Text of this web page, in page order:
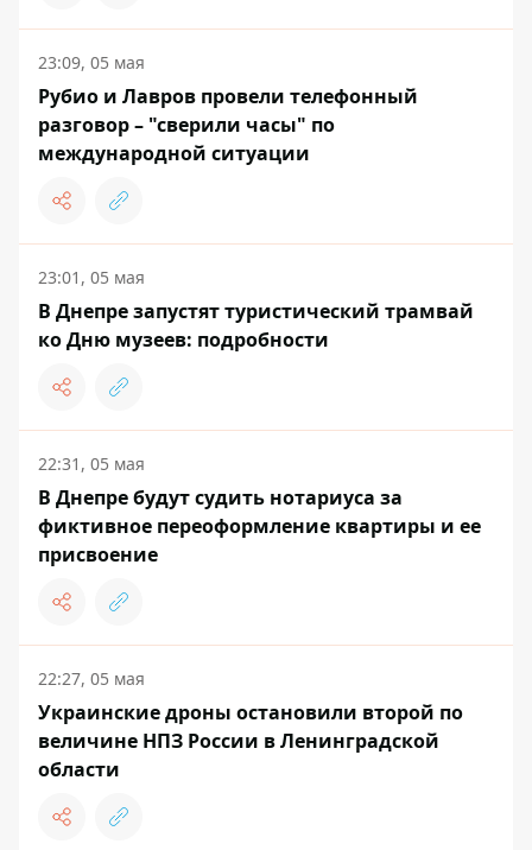
23:09, 05 мая
Рубио и Лавров провели телефонный
разговор – "сверили часы" по
международной ситуации
23:01, 05 мая
В Днепре запустят туристический трамвай
ко Дню музеев: подробности
22:31, 05 мая
В Днепре будут судить нотариуса за
фиктивное переоформление квартиры и ее
присвоение
22:27, 05 мая
Украинские дроны остановили второй по
величине НПЗ России в Ленинградской
области